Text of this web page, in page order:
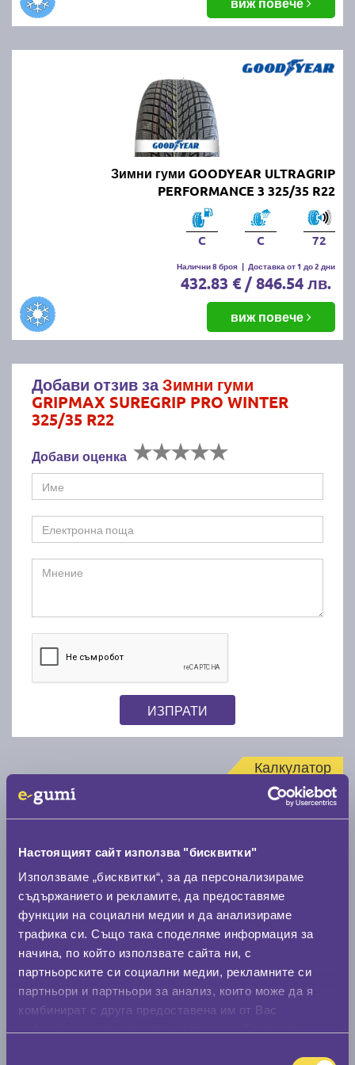
Настоящият сайт използва "бисквитки"
Използваме „бисквитки“, за да персонализираме
съдържанието и рекламите, да предоставяме
функции на социални медии и да анализираме
трафика си. Също така споделяме информация за
начина, по който използвате сайта ни, с
партньорските си социални медии, рекламните си
партньори и партньори за анализ, които може да я
комбинират с друга предоставена им от Вас
Зимни гуми GOODYEAR ULTRAGRIP
PERFORMANCE 3 325/35 R22
C C 72
Налични 8 броя | Доставка от 1 до 2 дни
432.83 € / 846.54 лв.
виж повече
Добави отзив заЗимни гуми
GRIPMAX SUREGRIP PRO WINTER
325/35 R22
Добави оценка
ИЗПРАТИ
Калкулатор
Нов размер